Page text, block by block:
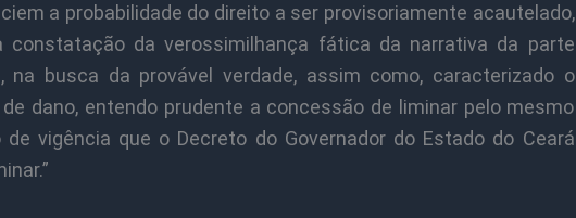
a probabilidade do direito a ser provisoriamente acautelado,
constatação da verossimilhança fática da narrativa da parte
na busca da provável verdade, assim como, caracterizado o
de dano, entendo prudente a concessão de liminar pelo mesmo
de vigência que o Decreto do Governador do Estado do Ceará